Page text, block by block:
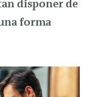
disponer de
forma